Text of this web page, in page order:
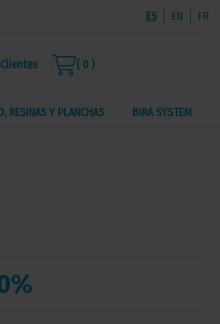
ES EN FR
Clientes ( 0 )
RESINAS Y PLANCHAS BIRA SYSTEM